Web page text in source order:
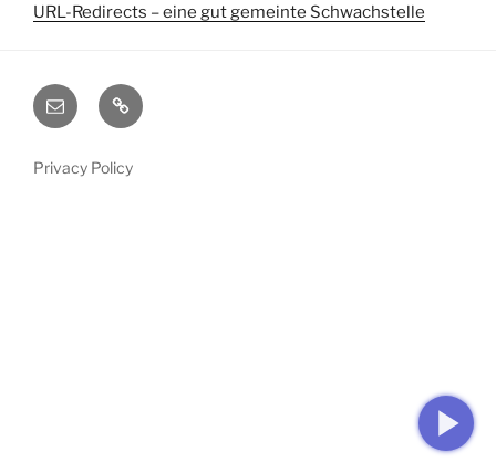
URL-Redirects – eine gut gemeinte Schwachstelle
E-
Mail
Startseite
Privacy Policy